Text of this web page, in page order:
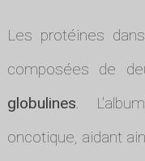
Les protéines
composées de
globulines.
oncotique, aidant